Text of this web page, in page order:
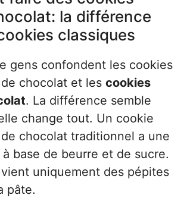
la différence
classiques
gens confondent les cookies
chocolat et les cookies
. La différence semble
change tout. Un cookie
chocolat traditionnel a une
base de beurre et de sucre.
uniquement des pépites
pâte.